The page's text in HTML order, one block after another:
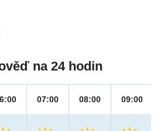
na 24 hodin
07:00 08:00 09:00